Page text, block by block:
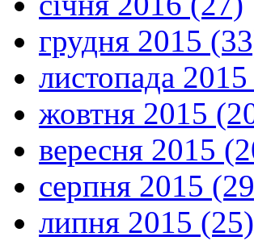
грудня 2015
листопада
жовтня 2015
вересня 2015
серпня 2015
липня 2015 (25)